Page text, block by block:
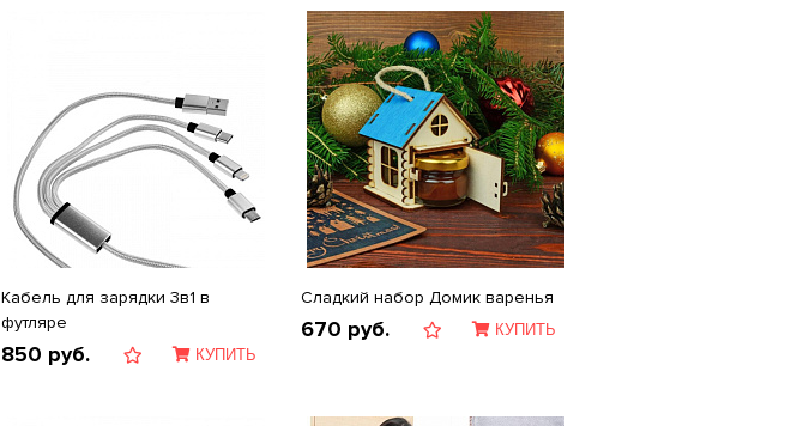
Кабель для зарядки 3в1 в
футляре
850 руб. КУПИТЬ
Сладкий набор Домик варенья
670 руб. КУПИТЬ